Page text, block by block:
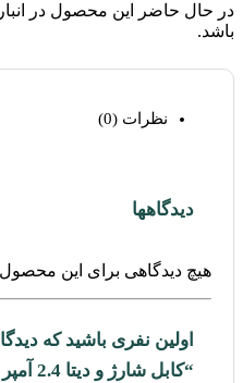
در حال حاضر این محصول در
باشد.
نظرات (0)
دیدگاهها
هیچ دیدگاهی برای این
اولین نفری باشید که